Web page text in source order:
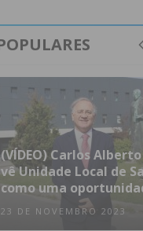
(VÍDEO) Carlos
vê Unidade Local de
como uma
23 DE NOVEMBRO 2023